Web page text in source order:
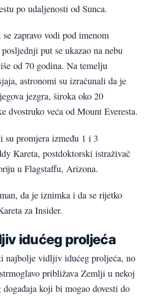
po udaljenosti od Sunca.
zapravo vodi pod imenom
put se ukazao na nebu
od 70 godina. Na temelju
astronomi su izračunali da je
jezgra, široka oko 20
dvostruko veća od Mount Everesta.
su promjera između 1 i 3
Kareta, postdoktorski istraživač
u Flagstaffu, Arizona.
da je iznimka i da se rijetko
za Insider.
idućeg proljeća
najbolje vidljiv idućeg proljeća, no
približava Zemlji u nekoj
koji bi mogao dovesti do